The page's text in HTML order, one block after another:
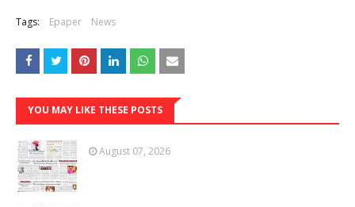
Tags: Epaper News
YOU MAY LIKE THESE POSTS
August 07, 2026